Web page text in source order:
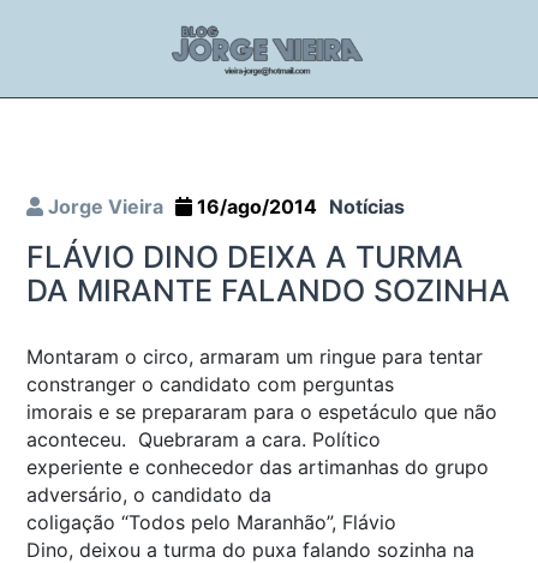
Jorge Vieira 16/ago/2014 Notícias
FLÁVIO DINO DEIXA A TURMA
DA MIRANTE FALANDO SOZINHA
Montaram o circo, armaram um ringue para tentar
constranger o candidato com perguntas
imorais e se prepararam para o espetáculo que não
aconteceu. Quebraram a cara. Político
experiente e conhecedor das artimanhas do grupo
adversário, o candidato da
coligação “Todos pelo Maranhão”, Flávio
Dino, deixou a turma do puxa falando sozinha na